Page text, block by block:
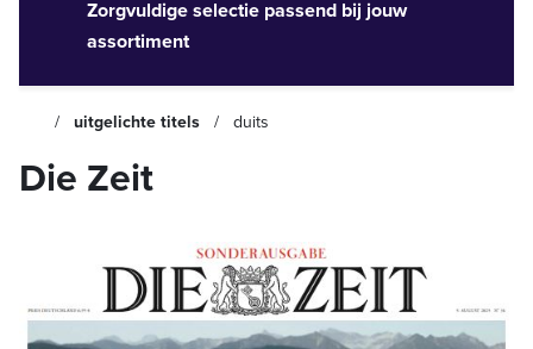
Zorgvuldige selectie passend bij jouw
assortiment
uitgelichte titels duits
Die Zeit